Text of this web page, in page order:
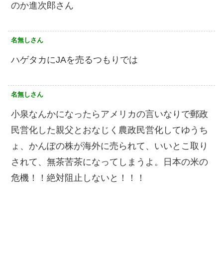
のか進次郎さん
名無しさん
ハゲタカにJAを売るつもりでは
名無しさん
小泉なんかになったらアメリカの言いなりで郵政
民営化した親父とおなじく農政民営化してゆうち
ょ、かんぽの株が海外に売られて、いいとこ取り
されて、無茶苦茶になってしまうよ。日本の米の
危機！！絶対阻止しないと！！！